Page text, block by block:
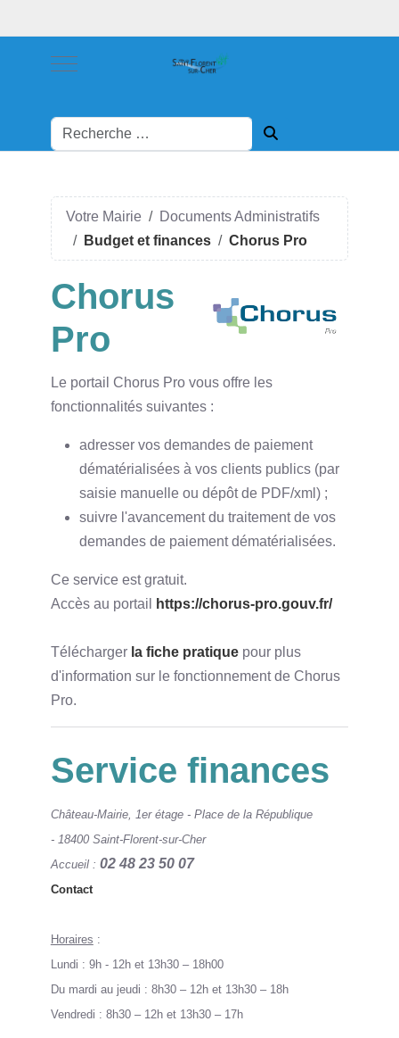
Mobile Menu Toggle
Votre Mairie
Documents Administratifs
Budget et finances
Chorus Pro
Chorus
Pro
Le portail Chorus Pro vous offre les
fonctionnalités suivantes :
adresser vos demandes de paiement
dématérialisées à vos clients publics (par
saisie manuelle ou dépôt de PDF/xml) ;
suivre l'avancement du traitement de vos
demandes de paiement dématérialisées.
Ce service est gratuit.
Accès au portail
https://chorus-pro.gouv.fr/
Télécharger la fiche pratiquepour plus
d'information sur le fonctionnement de Chorus
Pro.
Service finances
Château-Mairie, 1er étage - Place de la République
- 18400 Saint-Florent-sur-Cher
Accueil : 02 48 23 50 07
Contact
Horaires :
Lundi : 9h - 12h et 13h30 – 18h00
Du mardi au jeudi : 8h30 – 12h et 13h30 – 18h
Vendredi : 8h30 – 12h et 13h30 – 17h